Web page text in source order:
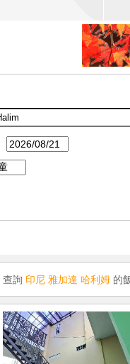
查詢 印尼 雅加達 哈利姆 的